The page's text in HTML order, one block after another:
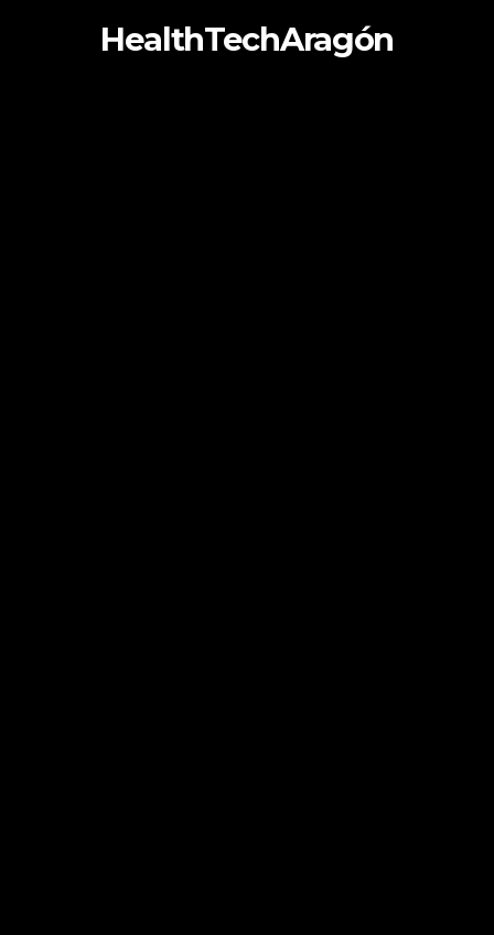
HealthTechAragón